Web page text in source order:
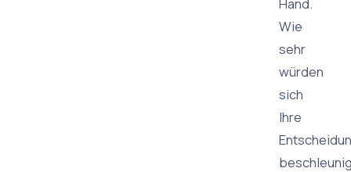
Wie
sehr
würden
sich
Ihre